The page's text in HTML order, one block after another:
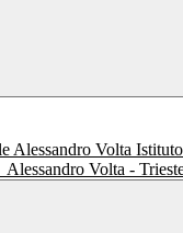
Alessandro Volta -